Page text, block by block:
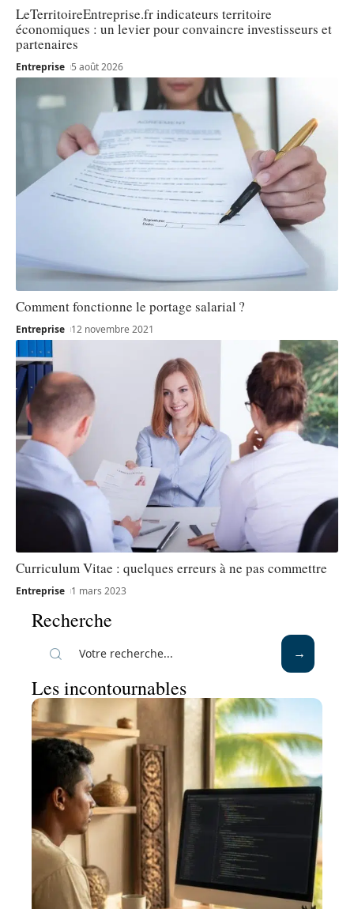
LeTerritoireEntreprise.fr indicateurs territoire
économiques : un levier pour convaincre investisseurs et
partenaires
Entreprise 5 août 2026
Comment fonctionne le portage salarial ?
Entreprise 12 novembre 2021
Curriculum Vitae : quelques erreurs à ne pas commettre
Entreprise 1 mars 2023
Recherche
Les incontournables